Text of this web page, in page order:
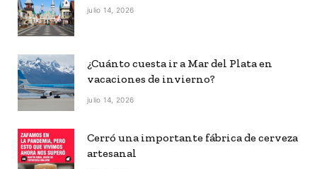
julio 14, 2026
¿Cuánto cuesta ir a Mar del Plata en
vacaciones de invierno?
julio 14, 2026
Cerró una importante fábrica de cerveza
artesanal